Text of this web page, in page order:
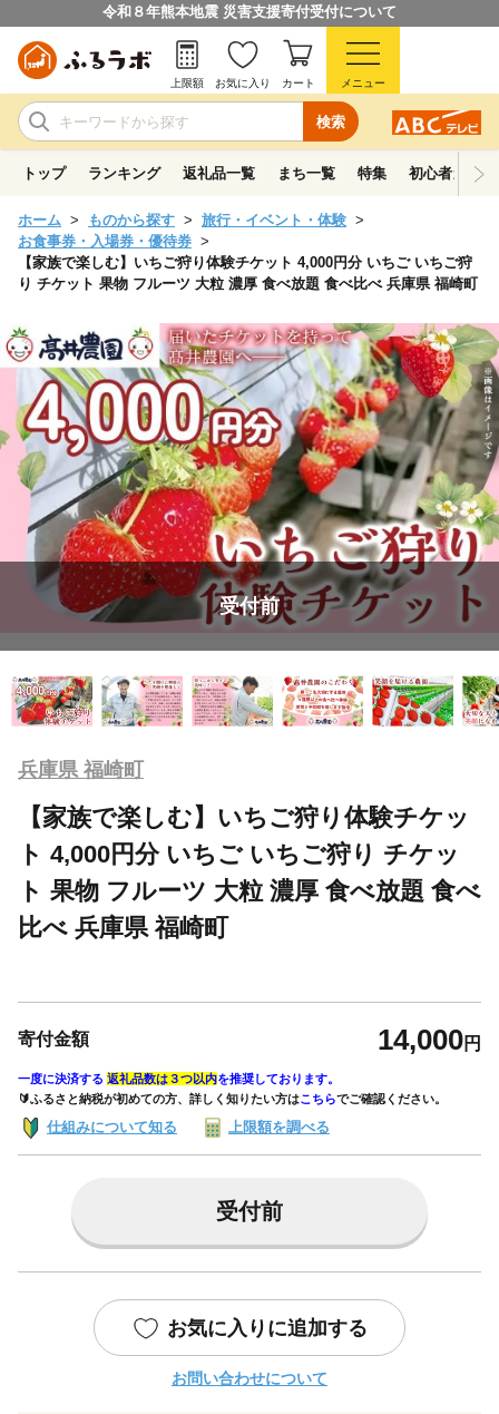
令和８年熊本地震 災害支援寄付受付について
検索
上限額 お気に入り カート メニュー
トップ ランキング 返礼品一覧 まち一覧 特集 初心者ガイド
ホーム ものから探す
旅行・イベント・体験
お食事券・入場券・優待券
【家族で楽しむ】いちご狩り体験チケット 4,000円分 いちご いちご狩
り チケット 果物 フルーツ 大粒 濃厚 食べ放題 食べ比べ 兵庫県 福崎町
受付前
兵庫県 福崎町
【家族で楽しむ】いちご狩り体験チケッ
ト 4,000円分 いちご いちご狩り チケッ
ト 果物 フルーツ 大粒 濃厚 食べ放題 食べ
比べ 兵庫県 福崎町
寄付金額 14,000円
一度に決済する 返礼品数は３つ以内を推奨しております。
🔰ふるさと納税が初めての方、詳しく知りたい方はこちらでご確認ください。
仕組みについて知る 上限額を調べる
受付前
お気に入りに追加する
お問い合わせについて